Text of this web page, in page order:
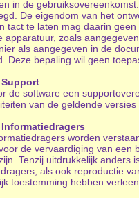
in de
De eigendom van het
tact te laten mag daarin
apparatuur, zoals
als aangegeven in de
Deze bepaling wil geen
de software een
van de geldende
worden
de vervaardiging van een
Tenzij uitdrukkelijk anders
als ook reproductie
toestemming hebben